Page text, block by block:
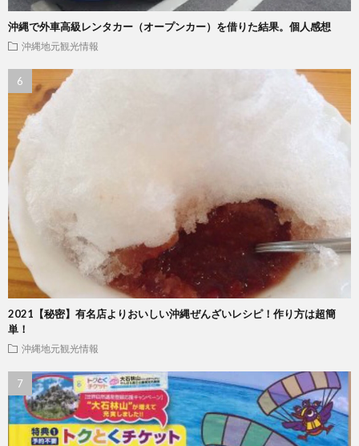
沖縄で外車高級レンタカー（オープンカー）を借りた結果。個人感想
沖縄地元観光情報
2021【秘密】有名店よりおいしい沖縄ぜんざいレシピ！作り方は超簡
単！
沖縄地元観光情報